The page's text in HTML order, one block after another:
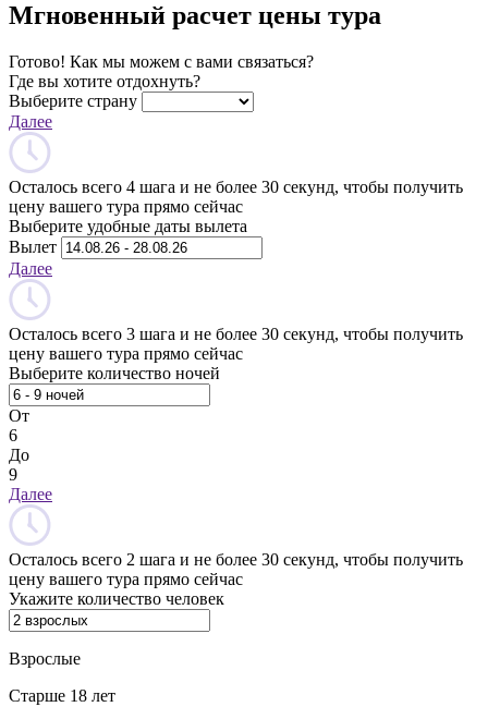
Мгновенный расчет цены тура
Готово! Как мы можем с вами связаться?
Где вы хотите отдохнуть?
Выберите страну
Далее
Осталось всего 4 шага и не более 30 секунд, чтобы получить
цену вашего тура прямо сейчас
Выберите удобные даты вылета
Вылет
Далее
Осталось всего 3 шага и не более 30 секунд, чтобы получить
цену вашего тура прямо сейчас
Выберите количество ночей
От
6
До
9
Далее
Осталось всего 2 шага и не более 30 секунд, чтобы получить
цену вашего тура прямо сейчас
Укажите количество человек
Взрослые
Старше 18 лет